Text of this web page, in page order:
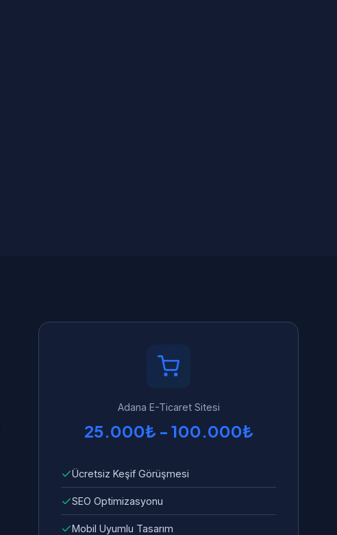
Adana E-Ticaret Sitesi
25.000₺ - 100.000₺
Ücretsiz Keşif Görüşmesi
SEO Optimizasyonu
Mobil Uyumlu Tasarım